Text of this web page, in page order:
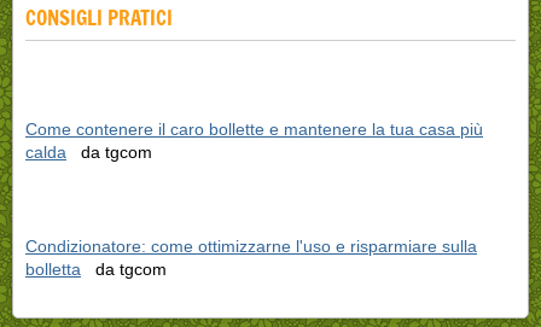
CONSIGLI PRATICI
Come contenere il caro bollette e mantenere la tua casa più
calda da tgcom
Condizionatore: come ottimizzarne l'uso e risparmiare sulla
bolletta
da tgcom